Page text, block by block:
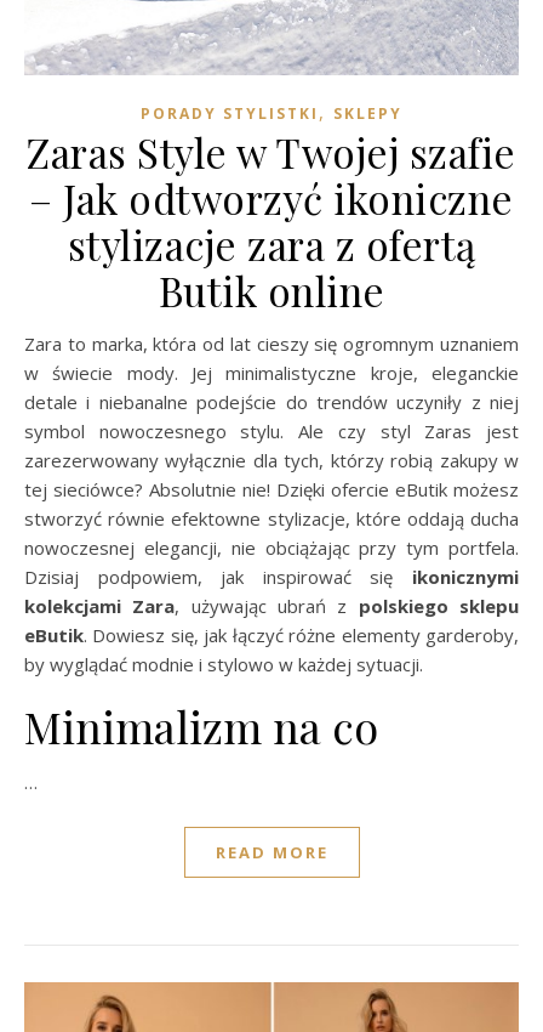
PORADY STYLISTKI , SKLEPY
Zaras Style w Twojej szafie
– Jak odtworzyć ikoniczne
stylizacje zara z ofertą
Butik online
Zara to marka, która od lat cieszy się ogromnym uznaniem
w świecie mody. Jej minimalistyczne kroje, eleganckie
detale i niebanalne podejście do trendów uczyniły z niej
symbol nowoczesnego stylu. Ale czy styl Zaras jest
zarezerwowany wyłącznie dla tych, którzy robią zakupy w
tej sieciówce? Absolutnie nie! Dzięki ofercie eButik możesz
stworzyć równie efektowne stylizacje, które oddają ducha
nowoczesnej elegancji, nie obciążając przy tym portfela.
Dzisiaj podpowiem, jak inspirować się ikonicznymi
kolekcjami Zara, używając ubrań z polskiego sklepu
eButik. Dowiesz się, jak łączyć różne elementy garderoby,
by wyglądać modnie i stylowo w każdej sytuacji.
Minimalizm na co
…
READ MORE